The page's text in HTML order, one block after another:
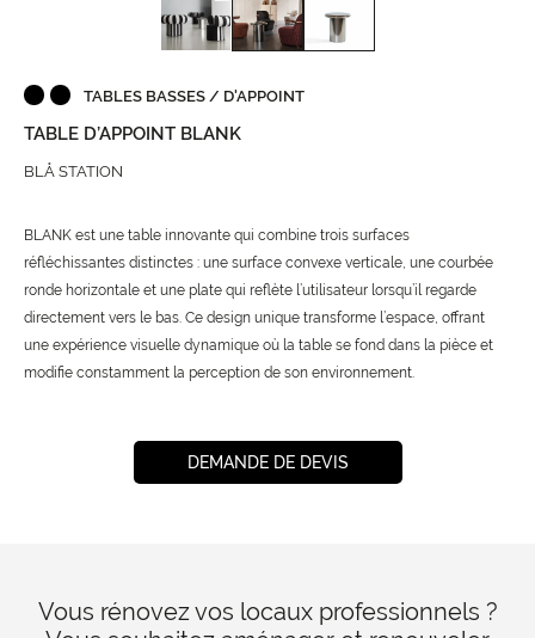
TABLES BASSES / D'APPOINT
TABLE D’APPOINT BLANK
BLÅ STATION
BLANK est une table innovante qui combine trois surfaces
réfléchissantes distinctes : une surface convexe verticale, une courbée
ronde horizontale et une plate qui reflète l’utilisateur lorsqu’il regarde
directement vers le bas. Ce design unique transforme l’espace, offrant
une expérience visuelle dynamique où la table se fond dans la pièce et
modifie constamment la perception de son environnement.
DEMANDE DE DEVIS
Vous rénovez vos locaux professionnels ?